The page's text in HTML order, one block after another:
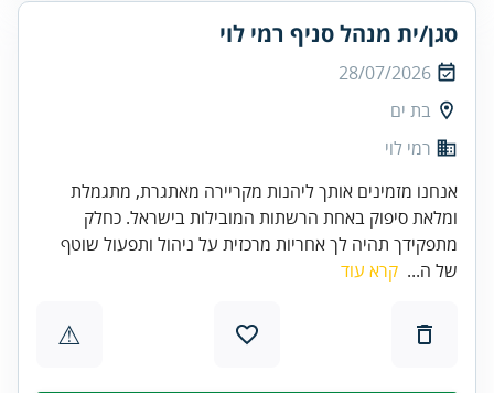
סגן/ית מנהל סניף רמי לוי
28/07/2026
בת ים
רמי לוי
אנחנו מזמינים אותך ליהנות מקריירה מאתגרת, מתגמלת
ומלאת סיפוק באחת הרשתות המובילות בישראל. כחלק
מתפקידך תהיה לך אחריות מרכזית על ניהול ותפעול שוטף
של ה... קרא עוד
⚠